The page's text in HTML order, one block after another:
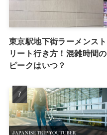
東京駅地下街ラーメンスト
リート行き方！混雑時間の
ピークはいつ？